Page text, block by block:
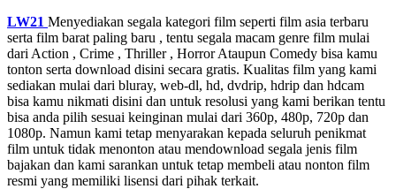
LW21 Menyediakan segala kategori film seperti film asia terbaru
serta film barat paling baru , tentu segala macam genre film mulai
dari Action , Crime , Thriller , Horror Ataupun Comedy bisa kamu
tonton serta download disini secara gratis. Kualitas film yang kami
sediakan mulai dari bluray, web-dl, hd, dvdrip, hdrip dan hdcam
bisa kamu nikmati disini dan untuk resolusi yang kami berikan tentu
bisa anda pilih sesuai keinginan mulai dari 360p, 480p, 720p dan
1080p. Namun kami tetap menyarakan kepada seluruh penikmat
film untuk tidak menonton atau mendownload segala jenis film
bajakan dan kami sarankan untuk tetap membeli atau nonton film
resmi yang memiliki lisensi dari pihak terkait.